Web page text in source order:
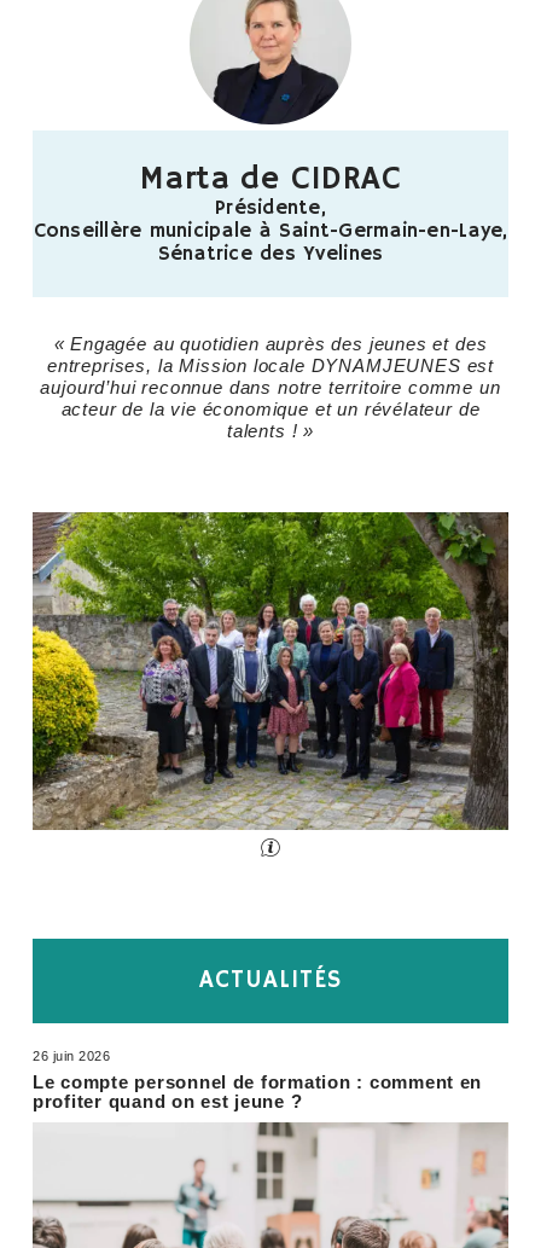
Marta de CIDRAC
Présidente,
Conseillère municipale à Saint-Germain-en-Laye,
Sénatrice des Yvelines
« Engagée au quotidien auprès des jeunes et des
entreprises, la Mission locale DYNAMJEUNES est
aujourd’hui reconnue dans notre territoire comme un
acteur de la vie économique et un révélateur de
talents ! »
ACTUALITÉS
26 juin 2026
Le compte personnel de formation : comment en
profiter quand on est jeune ?